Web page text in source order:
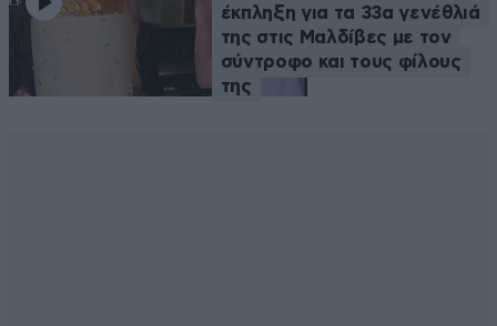
έκπληξη για τα 33α γενέθλιά
της στις Μαλδίβες με τον
σύντροφο και τους φίλους
της